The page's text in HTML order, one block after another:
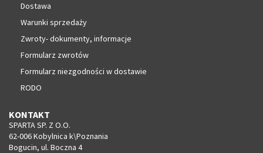
Dostawa
Warunki sprzedaży
Zwroty- dokumenty, informacje
Formularz zwrotów
Formularz niezgodności w dostawie
RODO
KONTAKT
SPARTA SP. Z O.O.
62-006 Kobylnica k\Poznania
Bogucin, ul. Boczna 4